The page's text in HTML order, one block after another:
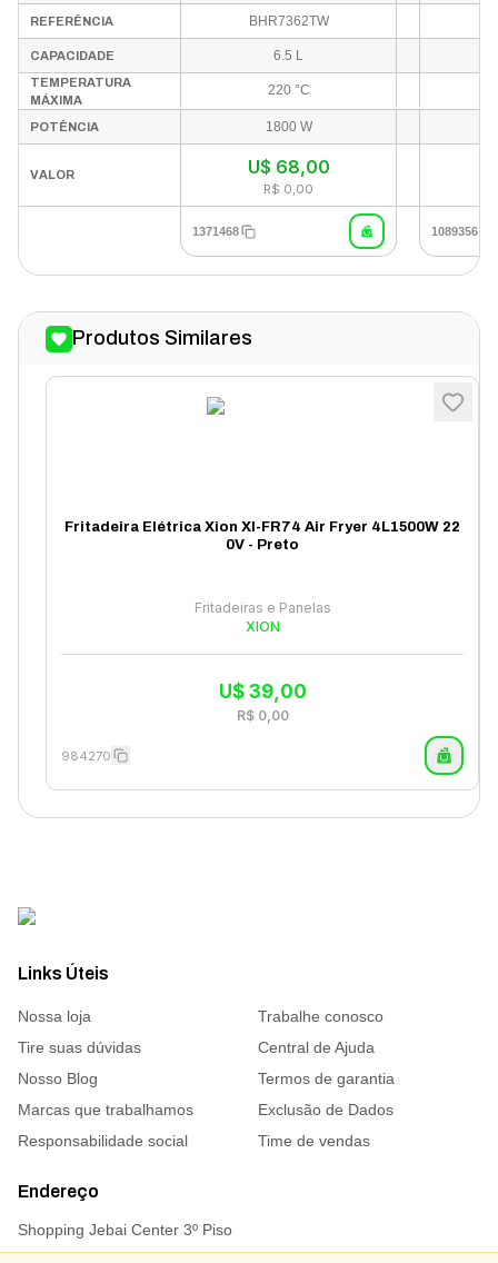
REFERÊNCIA BHR7362TW
CAPACIDADE 6.5 L
TEMPERATURA
MÁXIMA
220 °C
POTÊNCIA 1800 W
VALOR U$ 68,00
R$ 0,00
1371468 1089356
Produtos Similares
Fritadeira Elétrica Xion XI-FR74 Air Fryer 4L1500W 22
0V - Preto
Fritadeiras e Panelas
XION
U$ 39,00
R$ 0,00
984270
Links Úteis
Nossa loja
Trabalhe conosco
Tire suas dúvidas
Central de Ajuda
Nosso Blog
Termos de garantia
Marcas que trabalhamos
Exclusão de Dados
Responsabilidade social
Time de vendas
Endereço
Shopping Jebai Center 3º Piso